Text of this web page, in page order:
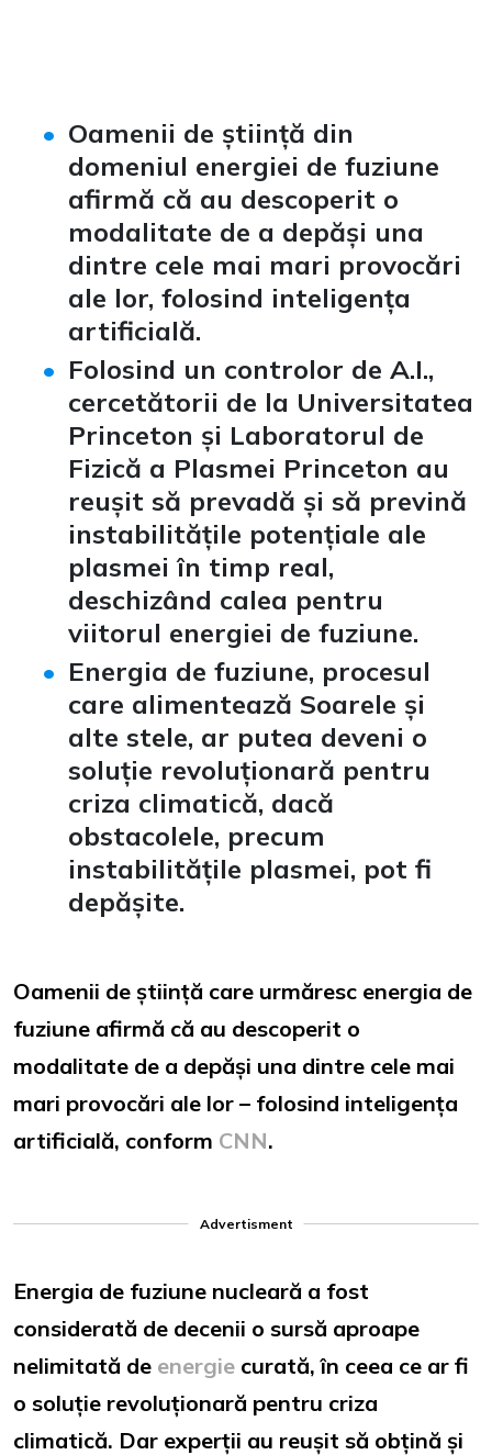
Oamenii de știință din
domeniul energiei de fuziune
afirmă că au descoperit o
modalitate de a depăși una
dintre cele mai mari provocări
ale lor, folosind inteligența
artificială.
Folosind un controlor de A.I.,
cercetătorii de la Universitatea
Princeton și Laboratorul de
Fizică a Plasmei Princeton au
reușit să prevadă și să prevină
instabilitățile potențiale ale
plasmei în timp real,
deschizând calea pentru
viitorul energiei de fuziune.
Energia de fuziune, procesul
care alimentează Soarele și
alte stele, ar putea deveni o
soluție revoluționară pentru
criza climatică, dacă
obstacolele, precum
instabilitățile plasmei, pot fi
depășite.
Oamenii de știință care urmăresc energia de
fuziune afirmă că au descoperit o
modalitate de a depăși una dintre cele mai
mari provocări ale lor – folosind inteligența
artificială, conform CNN.
Advertisment
Energia de fuziune nucleară a fost
considerată de decenii o sursă aproape
nelimitată de energie curată, în ceea ce ar fi
o soluție revoluționară pentru criza
climatică. Dar experții au reușit să obțină și